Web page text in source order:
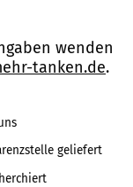
wenden
tanken.de.
geliefert